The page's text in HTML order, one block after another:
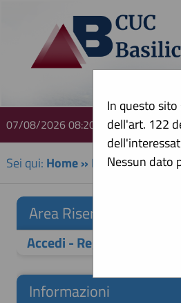
07/08/2026 08:20
Sei qui: Home» Informazioni»
In questo
dell'art. 122
Nessun dato
Area Riservata
Accedi - Registrati
Informazioni